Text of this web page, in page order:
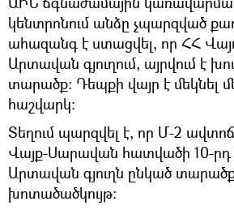
կենտրոնում անձը չպարզված
ահազանգ է ստացվել, որ ՀՀ
Արտավան գյուղում, այրվում է
տարածք: Դեպքի վայր է մեկնել
հաշվարկ:
Տեղում պարզվել է, որ Մ-2
Վայք-Սարավան հատվածի 10-րդ
Արտավան գյուղն ընկած
խոտածածկույթ։